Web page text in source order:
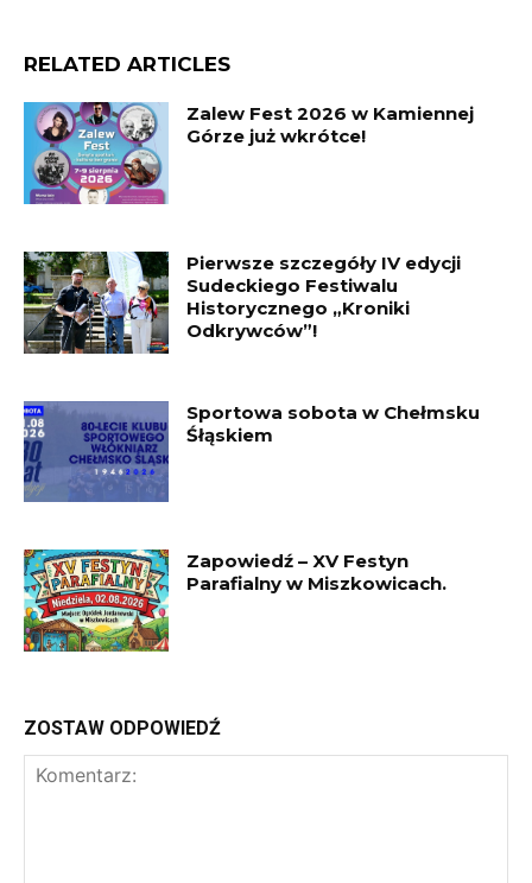
RELATED ARTICLES
Zalew Fest 2026 w Kamiennej
Górze już wkrótce!
Pierwsze szczegóły IV edycji
Sudeckiego Festiwalu
Historycznego „Kroniki
Odkrywców”!
Sportowa sobota w Chełmsku
Śłąskiem
Zapowiedź – XV Festyn
Parafialny w Miszkowicach.
ZOSTAW ODPOWIEDŹ